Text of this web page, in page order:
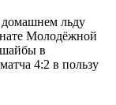
льду
Молодёжной
шайбы в
4:2 в пользу